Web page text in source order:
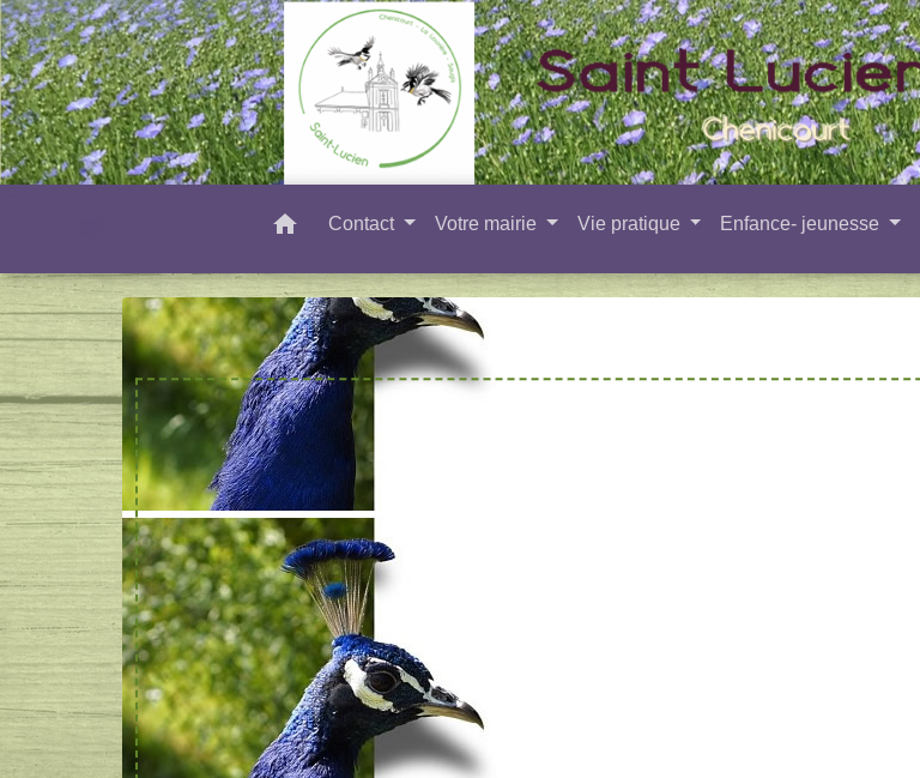
home Contact Votre mairie Vie pratique Enfance- jeunesse